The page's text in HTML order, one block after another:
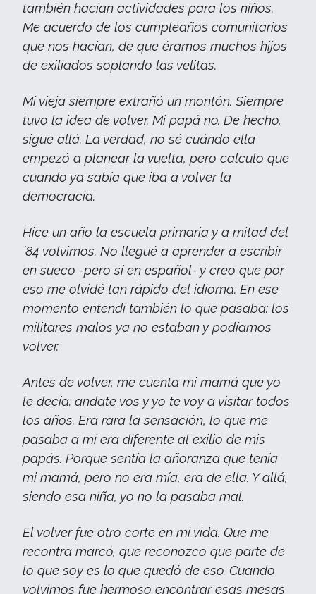
también hacían actividades para los niños.
Me acuerdo de los cumpleaños comunitarios
que nos hacían, de que éramos muchos hijos
de exiliados soplando las velitas.
Mi vieja siempre extrañó un montón. Siempre
tuvo la idea de volver. Mi papá no. De hecho,
sigue allá. La verdad, no sé cuándo ella
empezó a planear la vuelta, pero calculo que
cuando ya sabía que iba a volver la
democracia.
Hice un año la escuela primaria y a mitad del
´84 volvimos. No llegué a aprender a escribir
en sueco -pero sí en español- y creo que por
eso me olvidé tan rápido del idioma. En ese
momento entendí también lo que pasaba: los
militares malos ya no estaban y podíamos
volver.
Antes de volver, me cuenta mi mamá que yo
le decía: andate vos y yo te voy a visitar todos
los años. Era rara la sensación, lo que me
pasaba a mí era diferente al exilio de mis
papás. Porque sentía la añoranza que tenía
mi mamá, pero no era mía, era de ella. Y allá,
siendo esa niña, yo no la pasaba mal.
El volver fue otro corte en mi vida. Que me
recontra marcó, que reconozco que parte de
lo que soy es lo que quedó de eso. Cuando
volvimos fue hermoso encontrar esas mesas